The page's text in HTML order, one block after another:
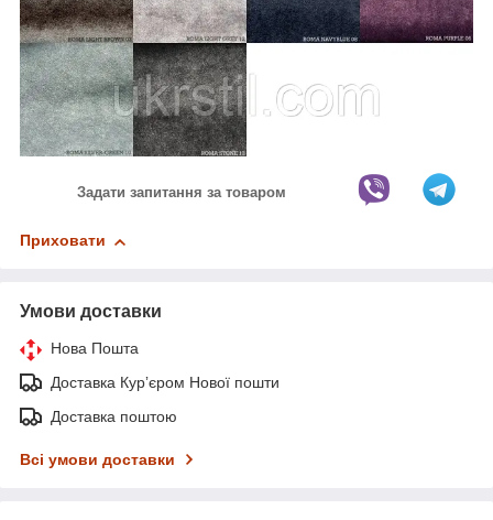
Задати запитання за товаром
Приховати
Умови доставки
Нова Пошта
Доставка Курʼєром Нової пошти
Доставка поштою
Всі умови доставки